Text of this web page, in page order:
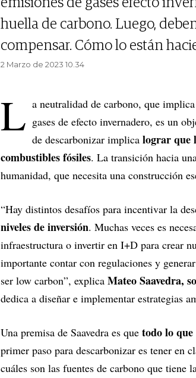
emisiones de gases efecto
huella de carbono. Luego,
compensar. Cómo lo están
2 Marzo de 2023 10.34
L a neutralidad de carbono, que
gases de efecto invernadero, es un
de descarbonizar implica lograr que
combustibles fósiles. La transición hacia
humanidad, que necesita una construcción
“Hay distintos desafíos para incentivar la
niveles de inversión. Muchas veces es
infraestructura o invertir en I+D para crear
importante contar con regulaciones y
ser low carbon”, explica Mateo Saavedra,
dedica a diseñar e implementar estrategias
Una premisa de Saavedra es que todo lo
primer paso para descarbonizar es tener en
cuáles son las fuentes de carbono que tiene